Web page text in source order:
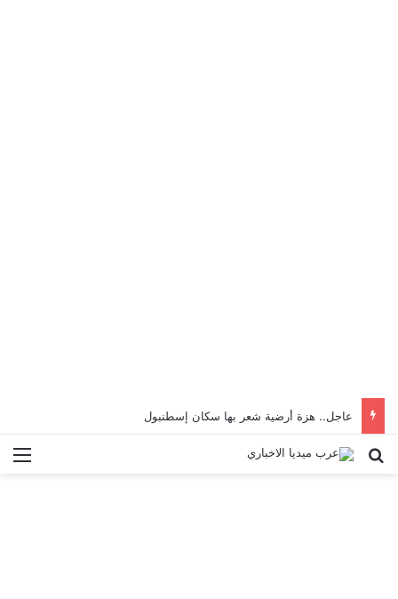
عاجل.. هزة أرضية شعر بها سكان إسطنبول
بحث عن